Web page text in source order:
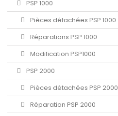
PSP 1000
Pièces détachées PSP 1000
Réparations PSP 1000
Modification PSP1000
PSP 2000
Pièces détachées PSP 2000
Réparation PSP 2000